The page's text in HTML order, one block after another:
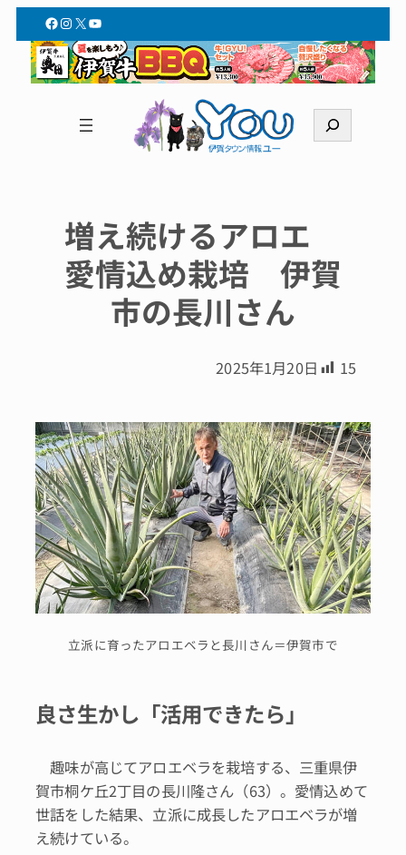
Facebook
Instagram
X YouTube
索
増え続けるアロエ
愛情込め栽培 伊賀
市の長川さん
2025年1月20日 15
立派に育ったアロエベラと長川さん＝伊賀市で
良さ生かし「活用できたら」
趣味が高じてアロエベラを栽培する、三重県伊
賀市桐ケ丘2丁目の長川隆さん（63）。愛情込めて
世話をした結果、立派に成長したアロエベラが増
え続けている。